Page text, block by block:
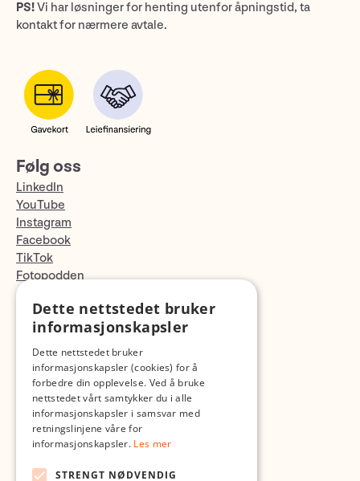
PS!Vi har løsninger for henting utenfor åpningstid, ta
kontakt for nærmere avtale.
Følg oss
LinkedIn
YouTube
Instagram
Facebook
TikTok
Fotopodden
Med forbehold om skrive- og lagerfeil
Dette nettstedet bruker
informasjonskapsler
Dette nettstedet bruker
informasjonskapsler (cookies) for å
forbedre din opplevelse. Ved å bruke
nettstedet vårt samtykker du i alle
informasjonskapsler i samsvar med
retningslinjene våre for
informasjonskapsler. Les mer
STRENGT NØDVENDIG